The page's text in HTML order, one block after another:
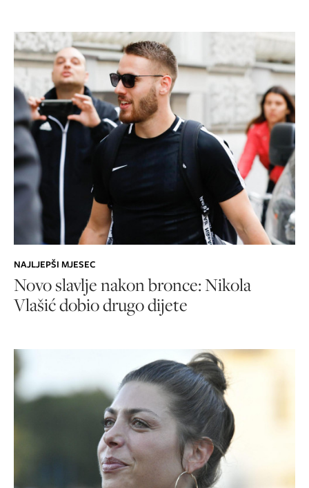
NAJLJEPŠI MJESEC
Novo slavlje nakon bronce: Nikola
Vlašić dobio drugo dijete